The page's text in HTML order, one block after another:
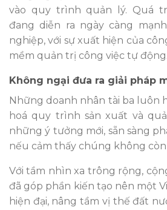
vào quy trình quản lý. Quá
đang diễn ra ngày càng
nghiệp, với sự xuất hiện của
mềm quản trị công việc tự động.
Không ngại đưa ra giải pháp
Những doanh nhân tài ba luôn
hoá quy trình sản xuất và
những ý tưởng mới, sẵn sàng
nếu cảm thấy chúng không
Với tầm nhìn xa trông rộng,
đã góp phần kiến tạo nên một
hiện đại, nâng tầm vị thế đất